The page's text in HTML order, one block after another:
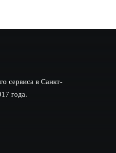
сервиса в Санкт-
года.